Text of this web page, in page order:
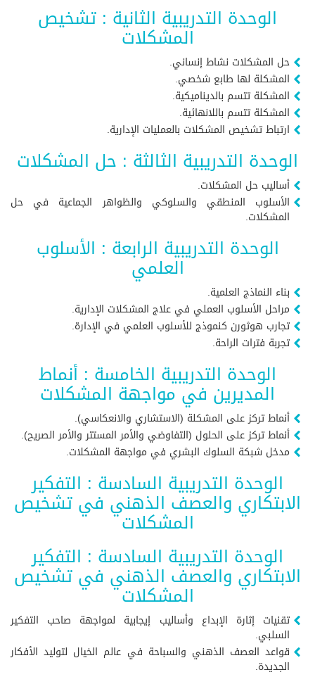
الوحدة التدريبية الثانية : تشخيص
المشكلات
حل المشكلات نشاط إنساني.
المشكلة لها طابع شخصي.
المشكلة تتسم بالديناميكية.
المشكلة تتسم باللانهائية.
ارتباط تشخيص المشكلات بالعمليات الإدارية.
الوحدة التدريبية الثالثة : حل المشكلات
أساليب حل المشكلات.
الأسلوب المنطقي والسلوكي والظواهر الجماعية في حل
المشكلات.
الوحدة التدريبية الرابعة : الأسلوب
العلمي
بناء النماذج العلمية.
مراحل الأسلوب العملي في علاج المشكلات الإدارية.
تجارب هوثورن كنموذج للأسلوب العلمي في الإدارة.
تجربة فترات الراحة.
الوحدة التدريبية الخامسة : أنماط
المديرين في مواجهة المشكلات
أنماط تركز على المشكلة (الاستشاري والانعكاسي).
أنماط تركز على الحلول (التفاوضي والأمر المستتر والأمر الصريح).
مدخل شبكة السلوك البشري في مواجهة المشكلات.
الوحدة التدريبية السادسة : التفكير
الابتكاري والعصف الذهني في تشخيص
المشكلات
الوحدة التدريبية السادسة : التفكير
الابتكاري والعصف الذهني في تشخيص
المشكلات
تقنيات إثارة الإبداع وأساليب إيجابية لمواجهة صاحب التفكير
السلبي.
قواعد العصف الذهني والسباحة في عالم الخيال لتوليد الأفكار
الجديدة.